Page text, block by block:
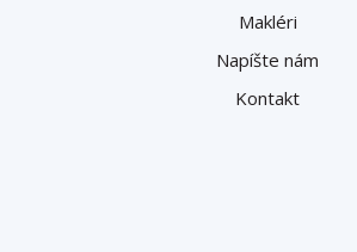
Makléri
Napíšte nám
Kontakt